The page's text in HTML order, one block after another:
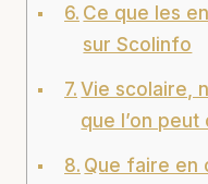
Ce que les
sur Scolinfo
Vie scolaire,
que l’on peut
Que faire en